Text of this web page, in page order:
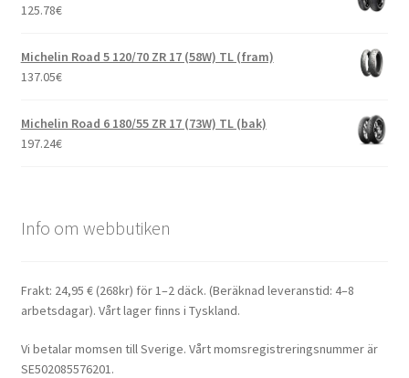
125.78€
Michelin Road 5 120/70 ZR 17 (58W) TL (fram)
137.05€
Michelin Road 6 180/55 ZR 17 (73W) TL (bak)
197.24€
Info om webbutiken
Frakt: 24,95 € (268kr) för 1–2 däck. (Beräknad leveranstid: 4–8
arbetsdagar). Vårt lager finns i Tyskland.
Vi betalar momsen till Sverige. Vårt momsregistreringsnummer är
SE502085576201.